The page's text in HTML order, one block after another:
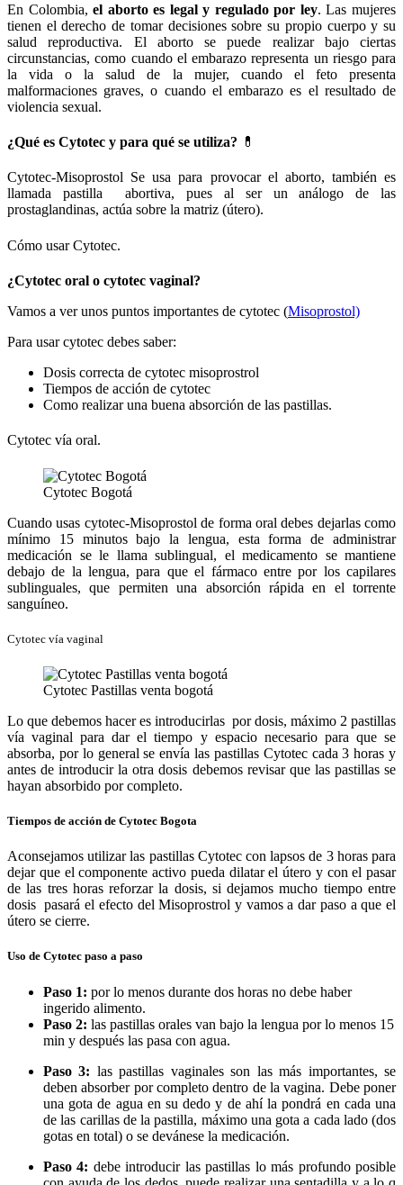
En Colombia,el aborto es legal y regulado por ley. Las mujeres
tienen el derecho de tomar decisiones sobre su propio cuerpo y su
salud reproductiva. El aborto se puede realizar bajo ciertas
circunstancias, como cuando el embarazo representa un riesgo para
la vida o la salud de la mujer, cuando el feto presenta
malformaciones graves, o cuando el embarazo es el resultado de
violencia sexual.
¿Qué es Cytotec y para qué se utiliza? 💊
Cytotec-Misoprostol Se usa para provocar el aborto, también es
llamada pastilla abortiva, pues al ser un análogo de las
prostaglandinas, actúa sobre la matriz (útero).
Cómo usar Cytotec.
¿Cytotec oral o cytotec vaginal?
Vamos a ver unos puntos importantes de cytotec (Misoprostol)
Para usar cytotec debes saber:
Dosis correcta de cytotec misoprostrol
Tiempos de acción de cytotec
Como realizar una buena absorción de las pastillas.
Cytotec vía oral.
Cytotec Bogotá
Cuando usas cytotec-Misoprostol de forma oral debes dejarlas como
mínimo 15 minutos bajo la lengua, esta forma de administrar
medicación se le llama sublingual, el medicamento se mantiene
debajo de la lengua, para que el fármaco entre por los capilares
sublinguales, que permiten una absorción rápida en el torrente
sanguíneo.
Cytotec vía vaginal
Cytotec Pastillas venta bogotá
Lo que debemos hacer es introducirlas por dosis, máximo 2 pastillas
vía vaginal para dar el tiempo y espacio necesario para que se
absorba, por lo general se envía las pastillas Cytotec cada 3 horas y
antes de introducir la otra dosis debemos revisar que las pastillas se
hayan absorbido por completo.
Tiempos de acción de Cytotec Bogota
Aconsejamos utilizar las pastillas Cytotec con lapsos de 3 horas para
dejar que el componente activo pueda dilatar el útero y con el pasar
de las tres horas reforzar la dosis, si dejamos mucho tiempo entre
dosis pasará el efecto del Misoprostrol y vamos a dar paso a que el
útero se cierre.
Uso de Cytotec paso a paso
Paso 1: por lo menos durante dos horas no debe haber
ingerido alimento.
Paso 2: las pastillas orales van bajo la lengua por lo menos 15
min y después las pasa con agua.
Paso 3: las pastillas vaginales son las más importantes, se
deben absorber por completo dentro de la vagina. Debe poner
una gota de agua en su dedo y de ahí la pondrá en cada una
de las carillas de la pastilla, máximo una gota a cada lado (dos
gotas en total) o se devánese la medicación.
Paso 4: debe introducir las pastillas lo más profundo posible